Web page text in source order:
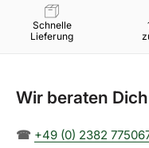
Schnelle
Lieferung
Wir beraten
☎︎ +49 (0) 2382